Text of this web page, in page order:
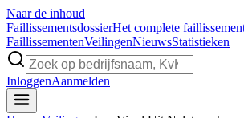
Naar de inhoud
FaillissementsdossierHet complete
FaillissementenVeilingenNieuwsStatistieken
InloggenAanmelden